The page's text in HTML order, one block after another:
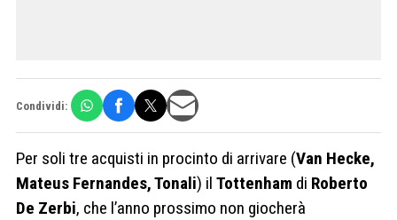
Condividi:
Per soli tre acquisti in procinto di arrivare (Van Hecke,
Mateus Fernandes, Tonali) il Tottenham di Roberto
De Zerbi, che l’anno prossimo non giocherà